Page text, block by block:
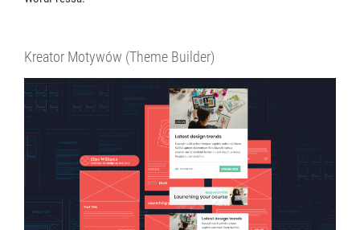
Kreator Motywów (Theme Builder)